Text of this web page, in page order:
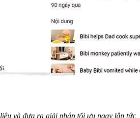
và đưa ra giải pháp tối ưu ngay lập tức